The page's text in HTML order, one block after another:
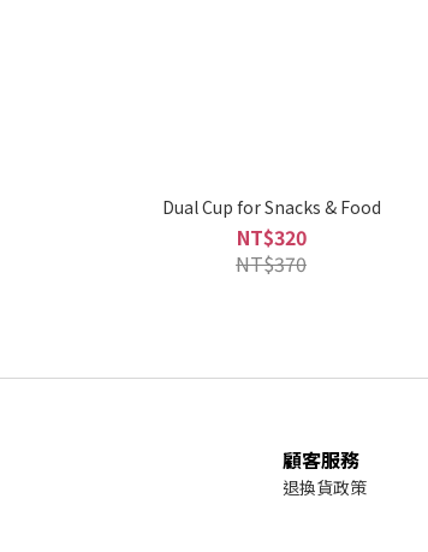
Dual Cup for Snacks & Food
NT$320
NT$370
顧客服務
退換貨政策